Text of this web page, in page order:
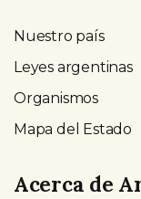
Nuestro país
Leyes argentinas
Organismos
Mapa del Estado
Acerca de